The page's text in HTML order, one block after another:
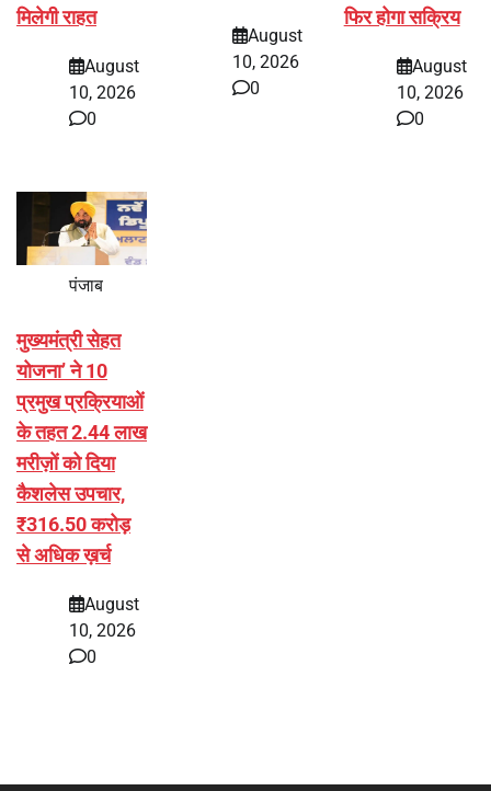
मिलेगी राहत
August
10, 2026
0
August
10, 2026
0
फिर होगा सक्रिय
August
10, 2026
0
पंजाब
मुख्यमंत्री सेहत
योजना’ ने 10
प्रमुख प्रक्रियाओं
के तहत 2.44 लाख
मरीज़ों को दिया
कैशलेस उपचार,
₹316.50 करोड़
से अधिक ख़र्च
August
10, 2026
0